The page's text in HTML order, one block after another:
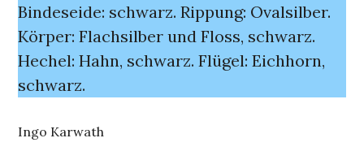
Bindeseide: schwarz. Rippung: Ovalsilber.
Körper: Flachsilber und Floss, schwarz.
Hechel: Hahn, schwarz. Flügel: Eichhorn,
schwarz.
Ingo Karwath